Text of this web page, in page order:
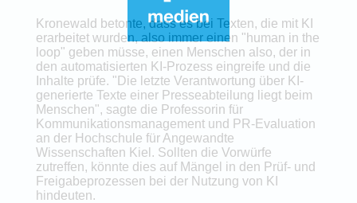
Kronewald betonte, dass es bei Texten, die mit KI
erarbeitet wurden, also immer einen "human in the
loop" geben müsse, einen Menschen also, der in
den automatisierten KI-Prozess eingreife und die
Inhalte prüfe. "Die letzte Verantwortung über KI-
generierte Texte einer Presseabteilung liegt beim
Menschen", sagte die Professorin für
Kommunikationsmanagement und PR-Evaluation
an der Hochschule für Angewandte
Wissenschaften Kiel. Sollten die Vorwürfe
zutreffen, könnte dies auf Mängel in den Prüf- und
Freigabeprozessen bei der Nutzung von KI
hindeuten.